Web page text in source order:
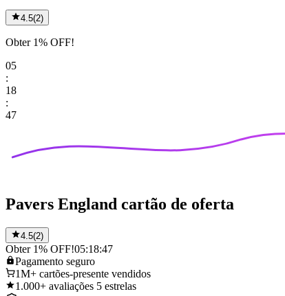
4.5(2)
Obter 1% OFF!
05
:
18
:
47
Pavers England cartão de oferta
4.5(2)
Obter 1% OFF!05:18:47
Pagamento seguro
1M+ cartões-presente vendidos
1.000+ avaliações 5 estrelas